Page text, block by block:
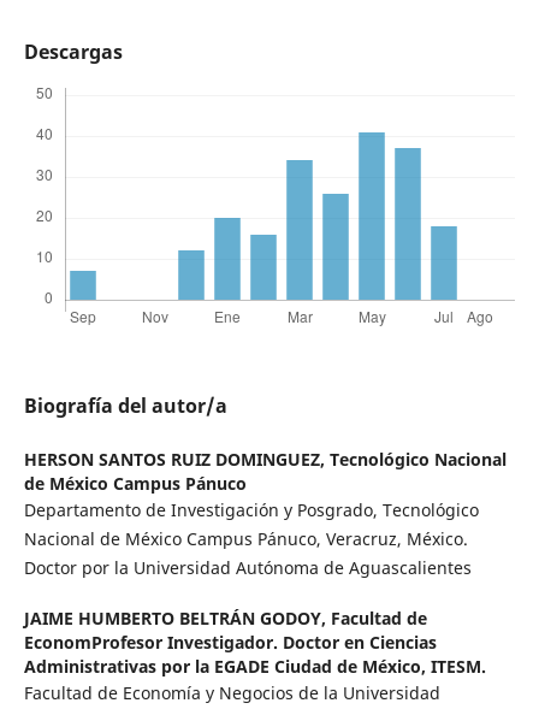
Descargas
Biografía del autor/a
HERSON SANTOS RUIZ DOMINGUEZ, Tecnológico Nacional
de México Campus Pánuco
Departamento de Investigación y Posgrado, Tecnológico
Nacional de México Campus Pánuco, Veracruz, México.
Doctor por la Universidad Autónoma de Aguascalientes
JAIME HUMBERTO BELTRÁN GODOY, Facultad de
EconomProfesor Investigador. Doctor en Ciencias
Administrativas por la EGADE Ciudad de México, ITESM.
Facultad de Economía y Negocios de la Universidad